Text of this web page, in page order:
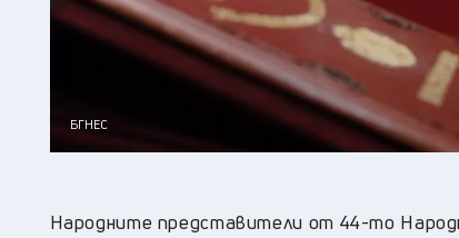
БГНЕС
Народните представители от 44-то